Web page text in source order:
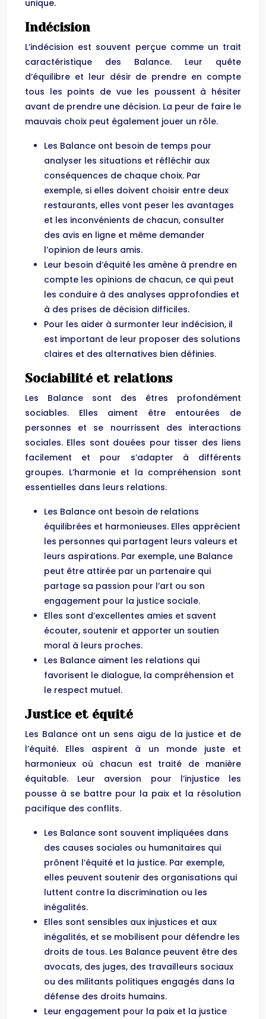
unique.
Indécision
L’indécision est souvent perçue comme un trait
caractéristique des Balance. Leur quête
d’équilibre et leur désir de prendre en compte
tous les points de vue les poussent à hésiter
avant de prendre une décision. La peur de faire le
mauvais choix peut également jouer un rôle.
Les Balance ont besoin de temps pour
analyser les situations et réfléchir aux
conséquences de chaque choix. Par
exemple, si elles doivent choisir entre deux
restaurants, elles vont peser les avantages
et les inconvénients de chacun, consulter
des avis en ligne et même demander
l’opinion de leurs amis.
Leur besoin d’équité les amène à prendre en
compte les opinions de chacun, ce qui peut
les conduire à des analyses approfondies et
à des prises de décision difficiles.
Pour les aider à surmonter leur indécision, il
est important de leur proposer des solutions
claires et des alternatives bien définies.
Sociabilité et relations
Les Balance sont des êtres profondément
sociables. Elles aiment être entourées de
personnes et se nourrissent des interactions
sociales. Elles sont douées pour tisser des liens
facilement et pour s’adapter à différents
groupes. L’harmonie et la compréhension sont
essentielles dans leurs relations.
Les Balance ont besoin de relations
équilibrées et harmonieuses. Elles apprécient
les personnes qui partagent leurs valeurs et
leurs aspirations. Par exemple, une Balance
peut être attirée par un partenaire qui
partage sa passion pour l’art ou son
engagement pour la justice sociale.
Elles sont d’excellentes amies et savent
écouter, soutenir et apporter un soutien
moral à leurs proches.
Les Balance aiment les relations qui
favorisent le dialogue, la compréhension et
le respect mutuel.
Justice et équité
Les Balance ont un sens aigu de la justice et de
l’équité. Elles aspirent à un monde juste et
harmonieux où chacun est traité de manière
équitable. Leur aversion pour l’injustice les
pousse à se battre pour la paix et la résolution
pacifique des conflits.
Les Balance sont souvent impliquées dans
des causes sociales ou humanitaires qui
prônent l’équité et la justice. Par exemple,
elles peuvent soutenir des organisations qui
luttent contre la discrimination ou les
inégalités.
Elles sont sensibles aux injustices et aux
inégalités, et se mobilisent pour défendre les
droits de tous. Les Balance peuvent être des
avocats, des juges, des travailleurs sociaux
ou des militants politiques engagés dans la
défense des droits humains.
Leur engagement pour la paix et la justice